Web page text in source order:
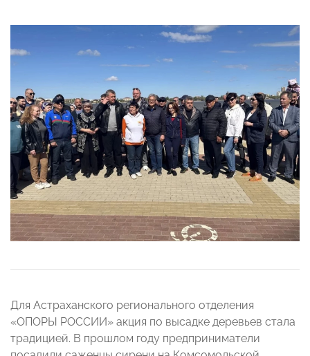
Для Астраханского регионального отделения
«ОПОРЫ РОССИИ» акция по высадке деревьев стала
традицией. В прошлом году предприниматели